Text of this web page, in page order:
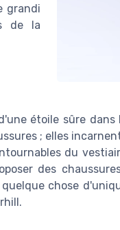
grandi
de la
étoile sûre dans
; elles
du
des
chose